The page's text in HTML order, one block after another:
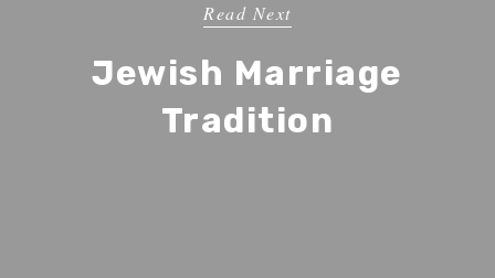
Read Next
Jewish Marriage
Tradition